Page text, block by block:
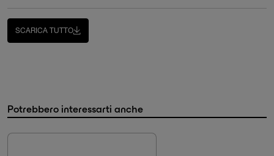
SCARICA TUTTO
Potrebbero interessarti anche